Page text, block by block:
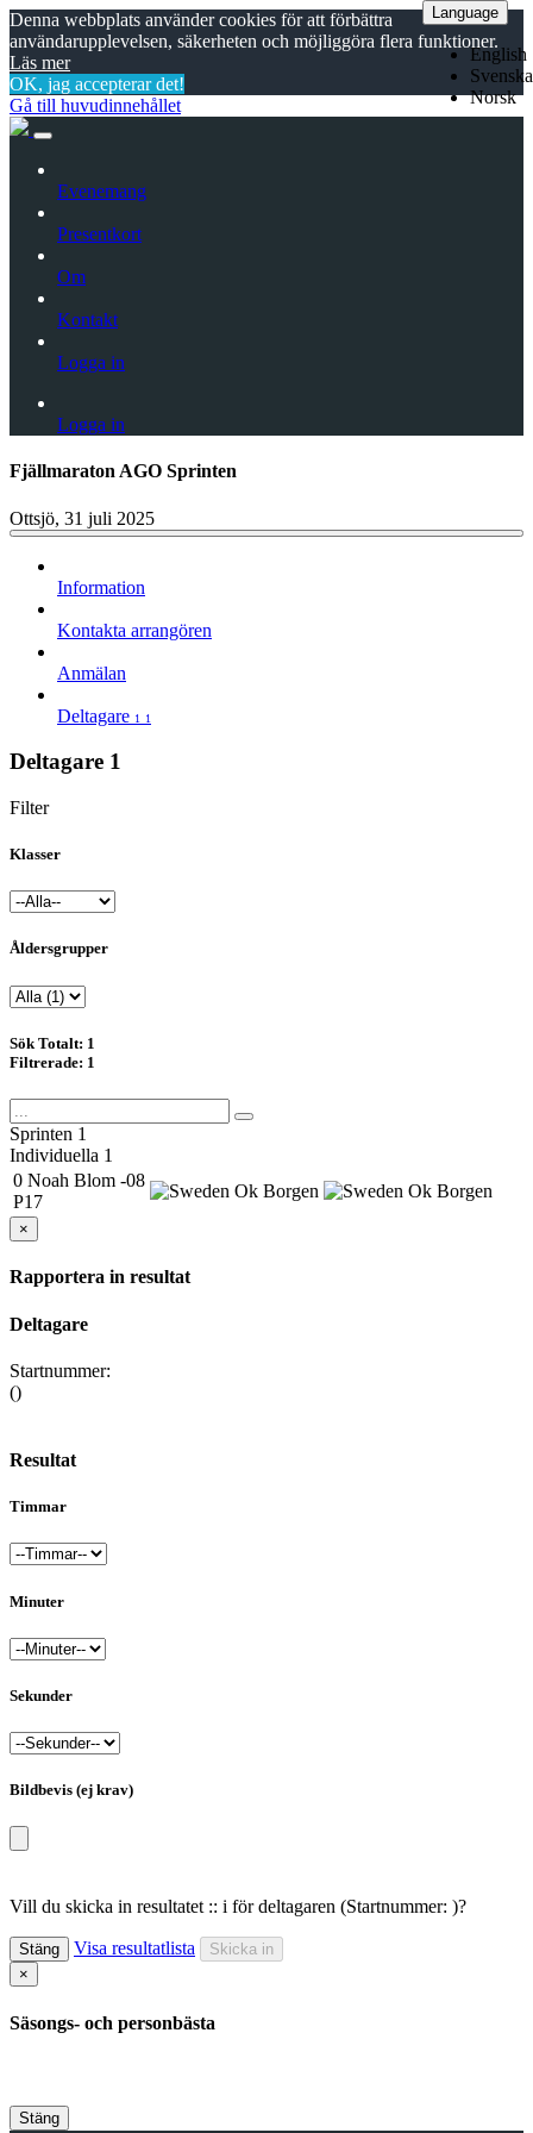
Denna webbplats använder cookies för att förbättra
användarupplevelsen, säkerheten och möjliggöra flera funktioner.
Läs mer
OK, jag accepterar det!
Gå till huvudinnehållet
Evenemang
Presentkort
Om
Kontakt
Logga in
Logga in
Fjällmaraton AGO Sprinten
Ottsjö, 31 juli 2025
Information
Kontakta arrangören
Anmälan
Deltagare 1 1
Deltagare 1
Language
English
Svenska
Norsk
Filter
Klasser
Åldersgrupper
Sök Totalt: 1
Filtrerade: 1
Sprinten 1
Individuella 1
0 Noah Blom -08
P17
Ok Borgen Ok Borgen
×
Rapportera in resultat
Deltagare
Startnummer:
()
Resultat
Timmar
Minuter
Sekunder
Bildbevis (ej krav)
Vill du skicka in resultatet :: i för deltagaren (Startnummer: )?
Stäng Visa resultatlista
Skicka in
×
Säsongs- och personbästa
Stäng